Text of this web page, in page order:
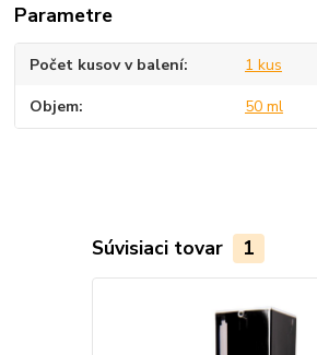
Parametre
Počet kusov v balení 1 kus
Objem 50 ml
Súvisiaci tovar 1